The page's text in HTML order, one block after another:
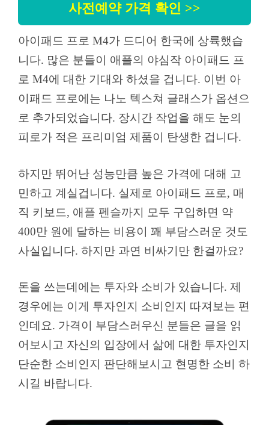
사전예약 가격 확인 >>
아이패드 프로 M4가 드디어 한국에 상륙했습
니다. 많은 분들이 애플의 야심작 아이패드 프
로 M4에 대한 기대와 하셨을 겁니다. 이번 아
이패드 프로에는 나노 텍스쳐 글래스가 옵션으
로 추가되었습니다. 장시간 작업을 해도 눈의
피로가 적은 프리미엄 제품이 탄생한 겁니다.
하지만 뛰어난 성능만큼 높은 가격에 대해 고
민하고 계실겁니다. 실제로 아이패드 프로, 매
직 키보드, 애플 펜슬까지 모두 구입하면 약
400만 원에 달하는 비용이 꽤 부담스러운 것도
사실입니다. 하지만 과연 비싸기만 한걸까요?
돈을 쓰는데에는 투자와 소비가 있습니다. 제
경우에는 이게 투자인지 소비인지 따져보는 편
인데요. 가격이 부담스러우신 분들은 글을 읽
어보시고 자신의 입장에서 삶에 대한 투자인지
단순한 소비인지 판단해보시고 현명한 소비 하
시길 바랍니다.